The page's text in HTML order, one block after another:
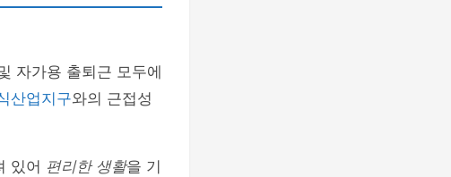
자가용 출퇴근 모두에
산업지구와의 근접성
있어 편리한 생활을 기